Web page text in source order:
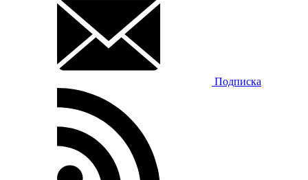
Подписка